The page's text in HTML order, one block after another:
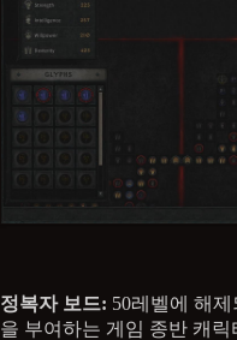
정복자 보드: 50레벨에 해
을 부여하는 게임 종반 캐